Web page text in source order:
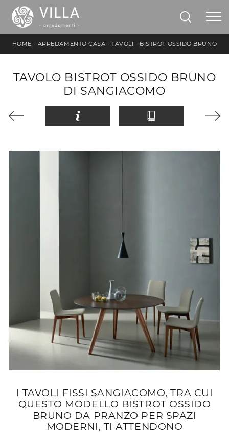
HOME - ARREDAMENTO CASA -TAVOLI - BISTROT OSSIDO BRUNO
TAVOLO BISTROT OSSIDO BRUNO
DI SANGIACOMO
I TAVOLI FISSI SANGIACOMO, TRA CUI
QUESTO MODELLO BISTROT OSSIDO
BRUNO DA PRANZO PER SPAZI
MODERNI, TI ATTENDONO